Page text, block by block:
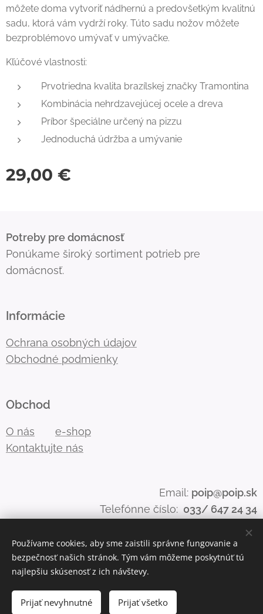
môžete doma vytvoriť nádhernú a predovšetkým kvalitnú
sadu, ktorá vám vydrží roky. Túto sadu nožov môžete
bezproblémovo umývať v umývačke.
Kľúčové vlastnosti:
Prvotriedna kvalita brazílskej značky Tramontina
Kombinácia nehrdzavejúcej ocele a dreva
Príbor špeciálne určený na pizzu
Jednoduchá údržba a umývanie
29,00 €
Vypredané
Potreby pre domácnosť
Ponúkame široký sortiment potrieb pre
domácnosť.
Informácie
Ochrana osobných údajov
Obchodné podmienky
Obchod
O nás
e-shop
Kontaktujte nás
Email: poip@poip.sk
Telefónne číslo: 033/ 647 24 34
Cookies
Používame cookies, aby sme zaistili správne fungovanie a
bezpečnosť našich stránok. Tým vám môžeme poskytnúť tú
najlepšiu skúsenosť z ich návštevy.
Prijať nevyhnutné Prijať všetko